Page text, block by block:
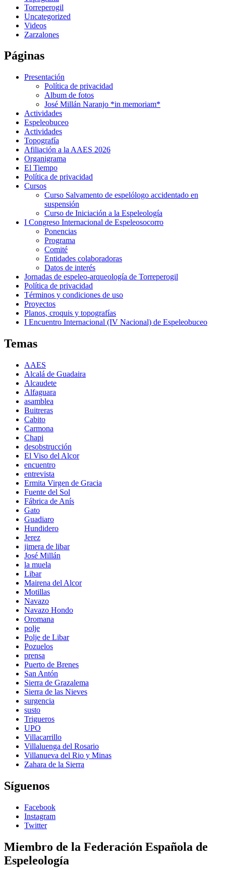
Torreperogil
Uncategorized
Videos
Zarzalones
Páginas
Presentación
Política de privacidad
Album de fotos
José Millán Naranjo *in memoriam*
Actividades
Espeleobuceo
Actividades
Topografía
Afiliación a la AAES 2026
Organigrama
El Tiempo
Política de privacidad
Cursos
Curso Salvamento de espelólogo accidentado en
suspensión
Curso de Iniciación a la Espeleología
I Congreso Internacional de Espeleosocorro
Ponencias
Programa
Comité
Entidades colaboradoras
Datos de interés
Jornadas de espeleo-arqueología de Torreperogil
Política de privacidad
Términos y condiciones de uso
Proyectos
Planos, croquis y topografías
I Encuentro Internacional (IV Nacional) de Espeleobuceo
Temas
AAES
Alcalá de Guadaira
Alcaudete
Alfaguara
asamblea
Buitreras
Cabito
Carmona
Chapi
desobstrucción
El Viso del Alcor
encuentro
entrevista
Ermita Virgen de Gracia
Fuente del Sol
Fábrica de Anís
Gato
Guadiaro
Hundidero
Jerez
jimera de libar
José Millán
la muela
Libar
Mairena del Alcor
Motillas
Navazo
Navazo Hondo
Oromana
polje
Polje de Libar
Pozuelos
prensa
Puerto de Brenes
San Antón
Sierra de Grazalema
Sierra de las Nieves
surgencia
susto
Trigueros
UPO
Villacarrillo
Villaluenga del Rosario
Villanueva del Rio y Minas
Zahara de la Sierra
Síguenos
Facebook
Instagram
Twitter
Miembro de la Federación Española de
Espeleología